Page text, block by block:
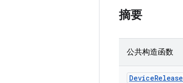
摘要
公共构造函数
DeviceRelease